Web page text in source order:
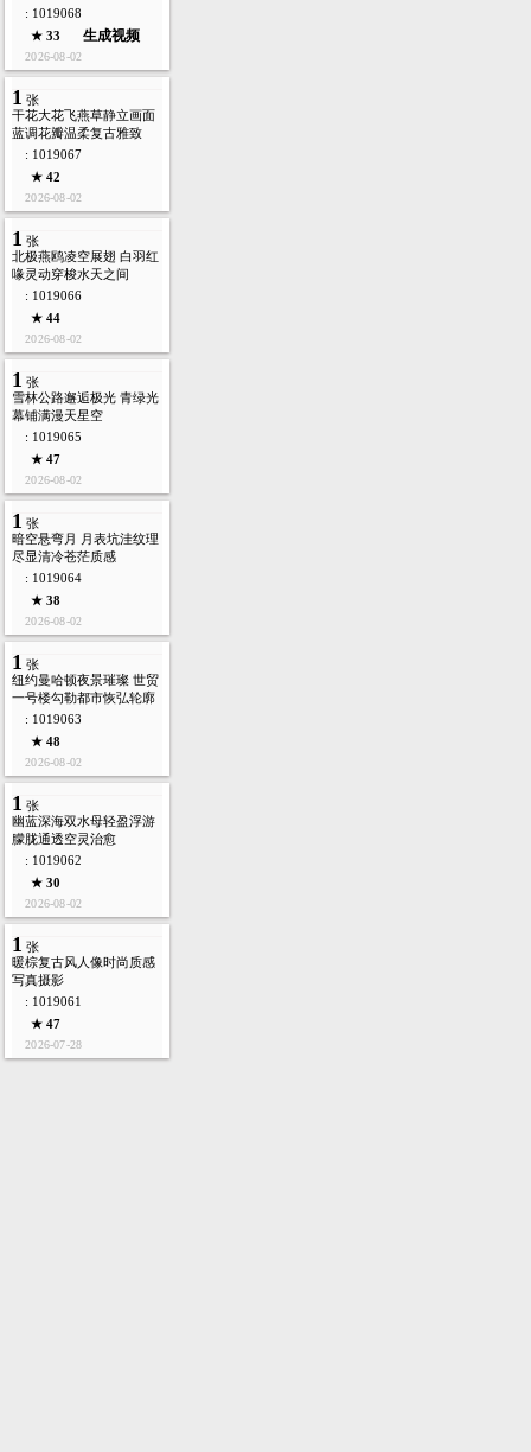
: 1019068
★ 33
生成视频
2026-08-02
1 张
干花大花飞燕草静立画面
蓝调花瓣温柔复古雅致
: 1019067
★ 42
2026-08-02
1 张
北极燕鸥凌空展翅 白羽红
喙灵动穿梭水天之间
: 1019066
★ 44
2026-08-02
1 张
雪林公路邂逅极光 青绿光
幕铺满漫天星空
: 1019065
★ 47
2026-08-02
1 张
暗空悬弯月 月表坑洼纹理
尽显清冷苍茫质感
: 1019064
★ 38
2026-08-02
1 张
纽约曼哈顿夜景璀璨 世贸
一号楼勾勒都市恢弘轮廓
: 1019063
★ 48
2026-08-02
1 张
幽蓝深海双水母轻盈浮游
朦胧通透空灵治愈
: 1019062
★ 30
2026-08-02
1 张
暖棕复古风人像时尚质感
写真摄影
: 1019061
★ 47
2026-07-28